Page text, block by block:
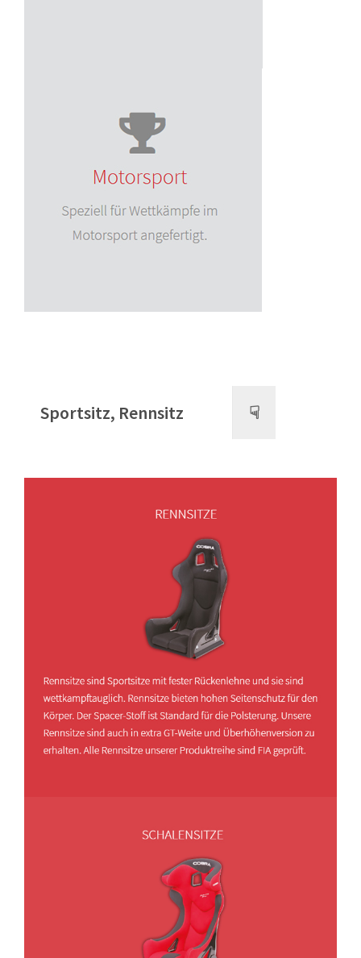
Sportsitz, Rennsitz ☟